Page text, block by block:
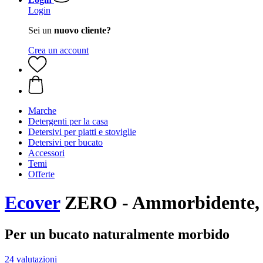
Login
Sei un nuovo cliente?
Crea un account
Marche
Detergenti per la casa
Detersivi per piatti e stoviglie
Detersivi per bucato
Accessori
Temi
Offerte
EcoverZERO -
Per un bucato naturalmente morbido
24 valutazioni